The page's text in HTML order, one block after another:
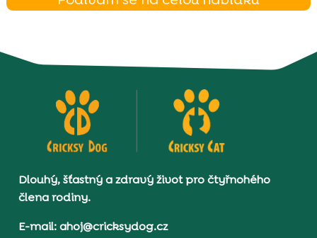
Dlouhý, šťastný a zdravý život pro čtyřnohého
člena rodiny.
E-mail: ahoj@cricksydog.cz